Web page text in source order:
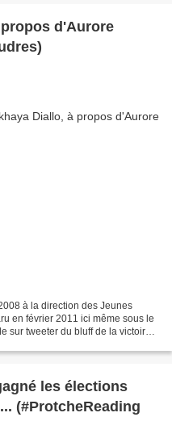
d'Aurore
à la direction des Jeunes
en février 2011 ici même sous le
sur tweeter du bluff de la victoire
les élections
(#ProtcheReading